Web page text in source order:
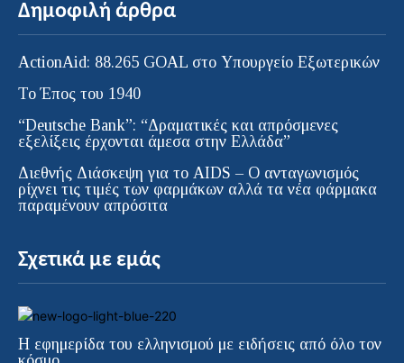
Δημοφιλή άρθρα
ActionAid: 88.265 GOAL στο Υπουργείο Εξωτερικών
Το Έπος του 1940
“Deutsche Bank”: “Δραματικές και απρόσμενες
εξελίξεις έρχονται άμεσα στην Ελλάδα”
Διεθνής Διάσκεψη για το AIDS – Ο ανταγωνισμός
ρίχνει τις τιμές των φαρμάκων αλλά τα νέα φάρμακα
παραμένουν απρόσιτα
Σχετικά με εμάς
Η εφημερίδα του ελληνισμού με ειδήσεις από όλο τον